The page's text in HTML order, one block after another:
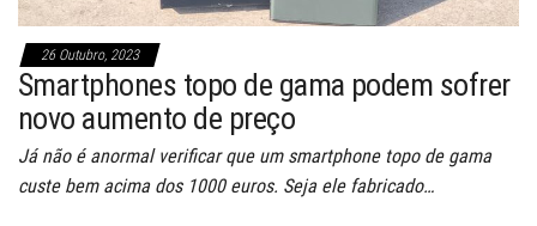
26 Outubro, 2023
Smartphones topo de gama podem sofrer
novo aumento de preço
Já não é anormal verificar que um smartphone topo de gama
custe bem acima dos 1000 euros. Seja ele fabricado…